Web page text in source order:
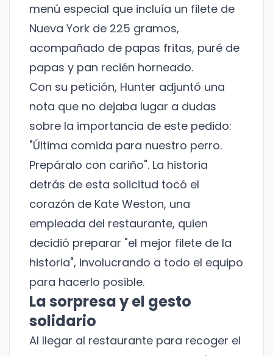
menú especial que incluía un filete de
Nueva York de 225 gramos,
acompañado de papas fritas, puré de
papas y pan recién horneado.
Con su petición, Hunter adjuntó una
nota que no dejaba lugar a dudas
sobre la importancia de este pedido:
"Última comida para nuestro perro.
Prepáralo con cariño". La historia
detrás de esta solicitud tocó el
corazón de Kate Weston, una
empleada del restaurante, quien
decidió preparar "el mejor filete de la
historia", involucrando a todo el equipo
para hacerlo posible.
La sorpresa y el gesto
solidario
Al llegar al restaurante para recoger el